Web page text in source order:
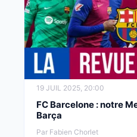
19 JUIL 2025, 20:00
FC Barcelone : notre
Barça
Par Fabien Chorlet